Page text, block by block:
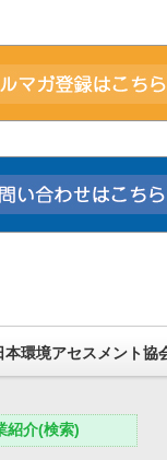
本環境アセスメント
紹介(検索)